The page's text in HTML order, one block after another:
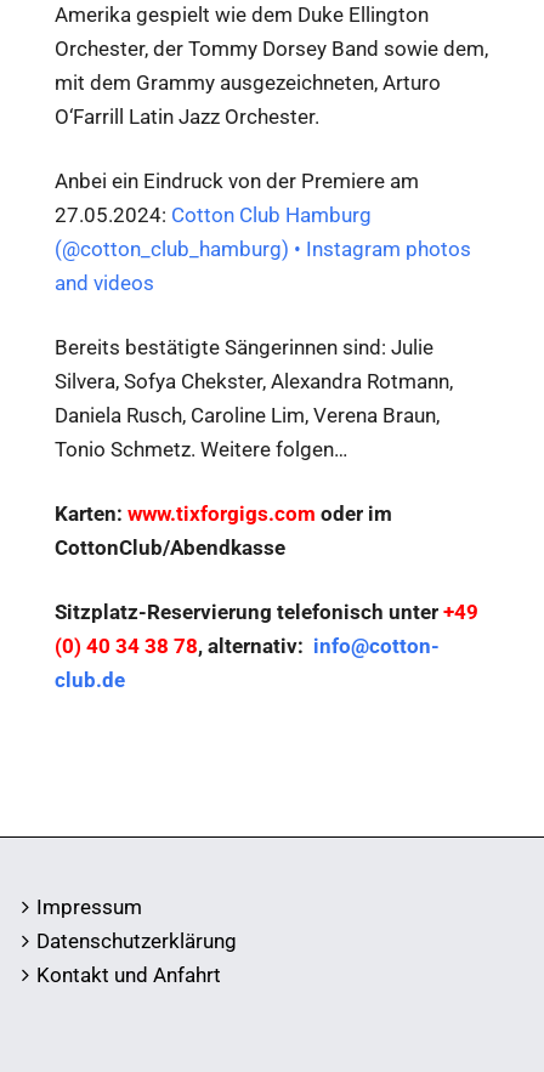
Amerika gespielt wie dem Duke Ellington
Orchester, der Tommy Dorsey Band sowie dem,
mit dem Grammy ausgezeichneten, Arturo
O‘Farrill Latin Jazz Orchester.
Anbei ein Eindruck von der Premiere am
27.05.2024: Cotton Club Hamburg
(@cotton_club_hamburg) • Instagram photos
and videos
Bereits bestätigte Sängerinnen sind: Julie
Silvera, Sofya Chekster, Alexandra Rotmann,
Daniela Rusch, Caroline Lim, Verena Braun,
Tonio Schmetz. Weitere folgen…
Karten: www.tixforgigs.com oder im
CottonClub/Abendkasse
Sitzplatz-Reservierung telefonisch unter +49
(0) 40 34 38 78, alternativ: info@cotton-
club.de
Impressum
Datenschutzerklärung
Kontakt und Anfahrt